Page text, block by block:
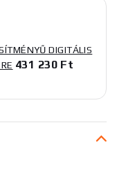
DIGITÁLIS
431 230 Ft